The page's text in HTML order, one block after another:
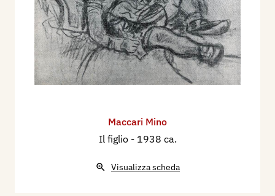
Maccari Mino
Il figlio - 1938 ca.
Visualizza scheda